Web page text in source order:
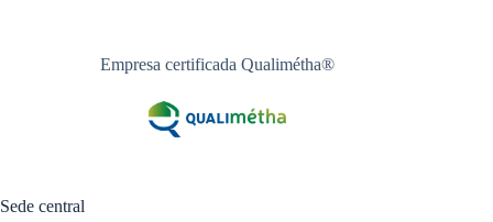
Empresa certificada Qualimétha®
Sede central